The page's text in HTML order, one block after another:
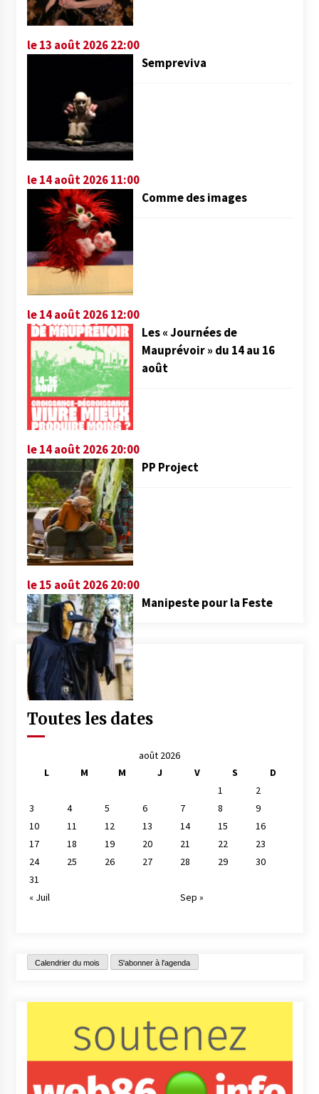
le 13 août 2026 22:00
Sempreviva
le 14 août 2026 11:00
Comme des images
le 14 août 2026 12:00
Les « Journées de
Mauprévoir » du 14 au 16
août
le 14 août 2026 20:00
PP Project
le 15 août 2026 20:00
Manipeste pour la Feste
Toutes les dates
août 2026
L
M M J V S
D
1
2
3
4 5 6 7 8
9
10
11 12 13 14 15
16
17
18 19 20 21 22
23
24
25 26 27 28 29
30
31
« Juil
Sep »
Calendrier du mois S'abonner à l'agenda